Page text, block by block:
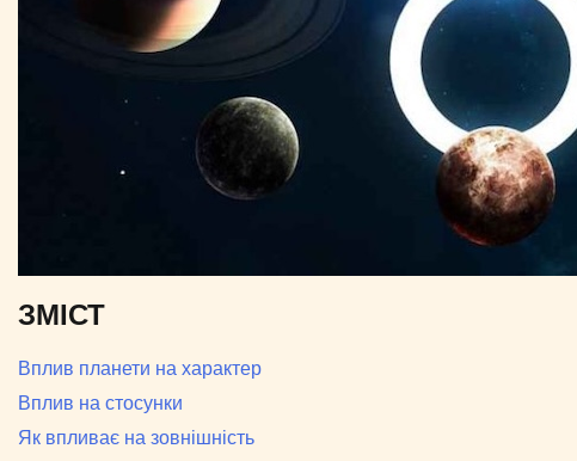
ЗМІСТ
Вплив планети на характер
Вплив на стосунки
Як впливає на зовнішність